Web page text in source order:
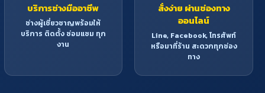
บริการช่างมืออาชีพ
ช่างผู้เชี่ยวชาญพร้อมให้
บริการ ติดตั้ง ซ่อมแซม ทุก
งาน
สั่งง่าย ผ่านช่องทาง
ออนไลน์
Line, Facebook, โทรศัพท์
หรือมาที่ร้าน สะดวกทุกช่อง
ทาง